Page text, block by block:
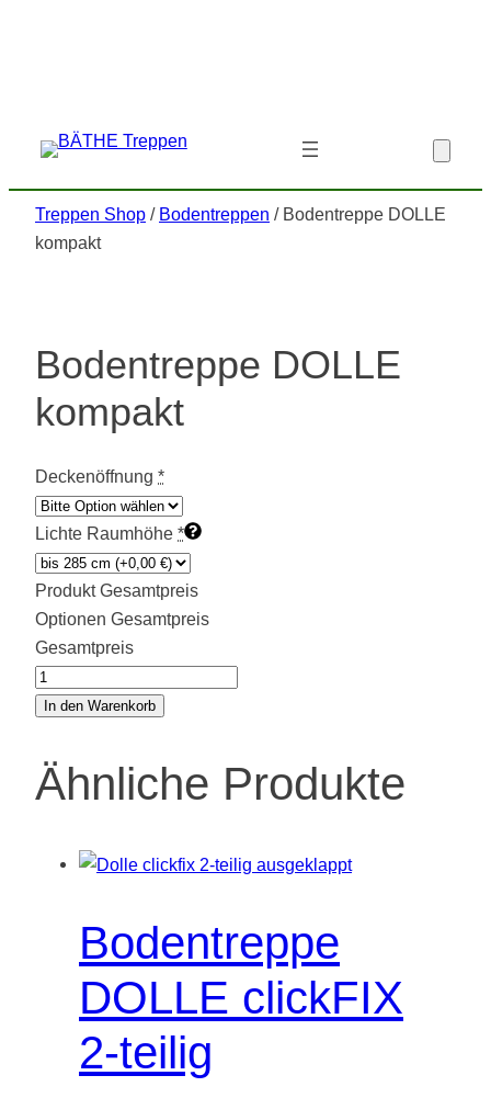
Treppen Shop / Bodentreppen / Bodentreppe DOLLE
kompakt
Bodentreppe DOLLE
kompakt
Deckenöffnung *
Lichte Raumhöhe *
Produkt Gesamtpreis
Optionen Gesamtpreis
Gesamtpreis
Bodentreppe
DOLLE
Menge
In den Warenkorb
Ähnliche Produkte
Bodentreppe
DOLLE clickFIX
2-teilig